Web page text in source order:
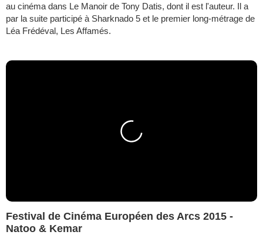
au cinéma dans Le Manoir de Tony Datis, dont il est l'auteur. Il a
par la suite participé à Sharknado 5 et le premier long-métrage de
Léa Frédéval, Les Affamés.
Festival de Cinéma Européen des Arcs 2015 -
Natoo & Kemar